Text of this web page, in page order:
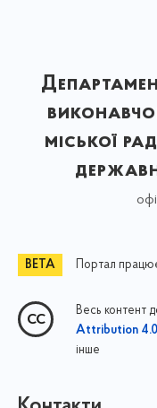
міської
Портал
Весь контент
Attribution
інше